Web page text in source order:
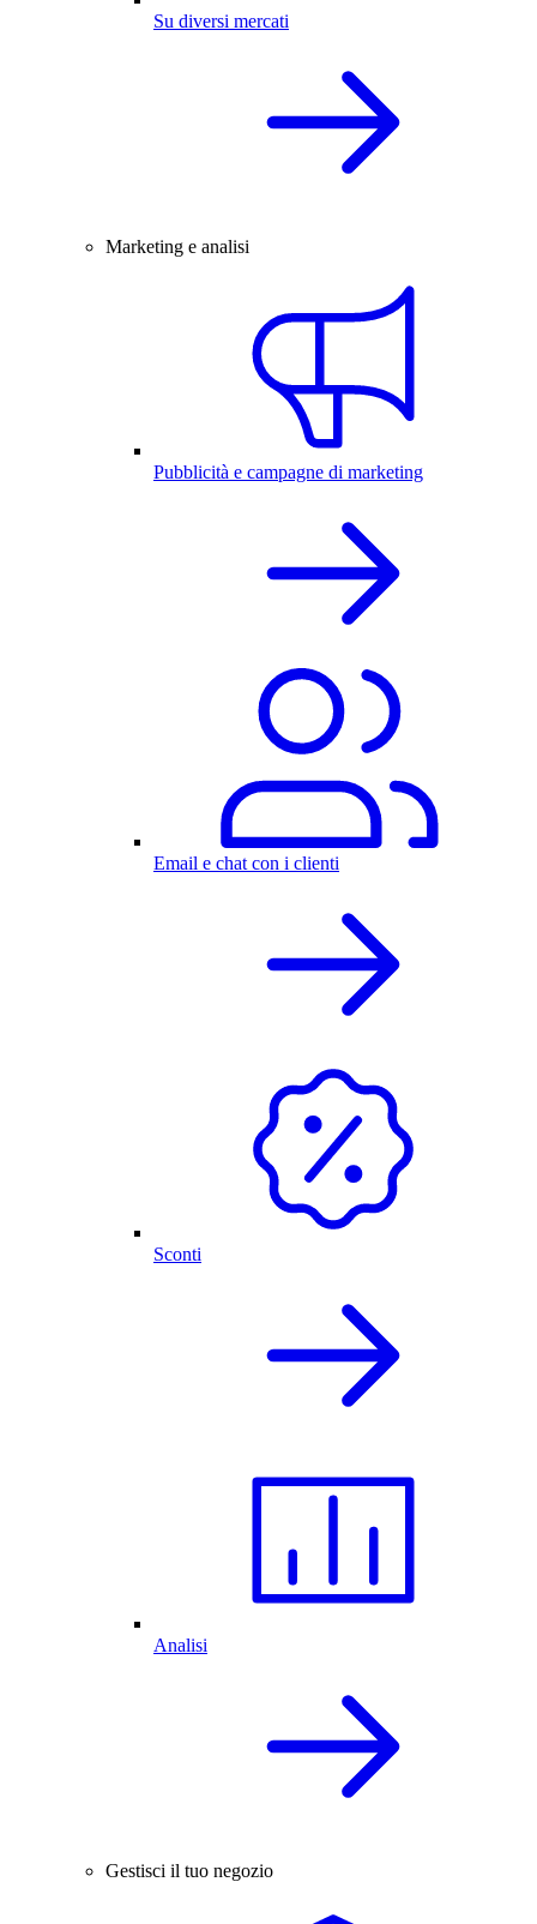
Su diversi mercati
Marketing e analisi
Pubblicità e campagne di marketing
Email e chat con i clienti
Sconti
Analisi
Gestisci il tuo negozio